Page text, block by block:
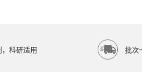
光下可能导致有效成分降解或溶液颜色加深
科研适用 批次